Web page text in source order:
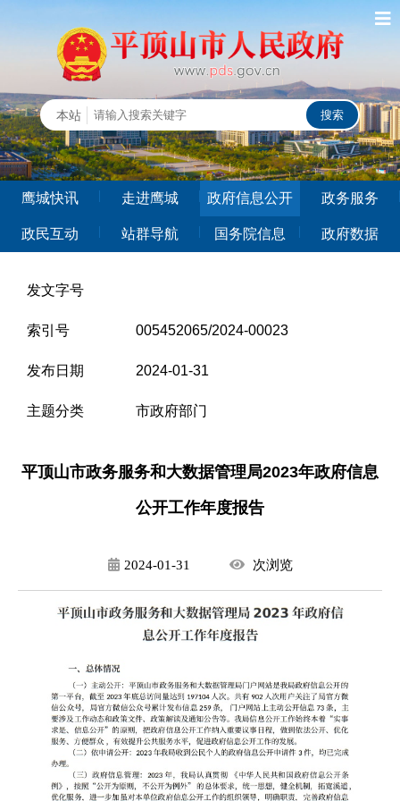
鹰城快讯 走进鹰城 政府信息公开 政务服务
政民互动 站群导航 国务院信息 政府数据
发文字号
索引号 005452065/2024-00023
发布日期 2024-01-31
主题分类 市政府部门
平顶山市政务服务和大数据管理局2023年政府信息
公开工作年度报告
2024-01-31 次浏览